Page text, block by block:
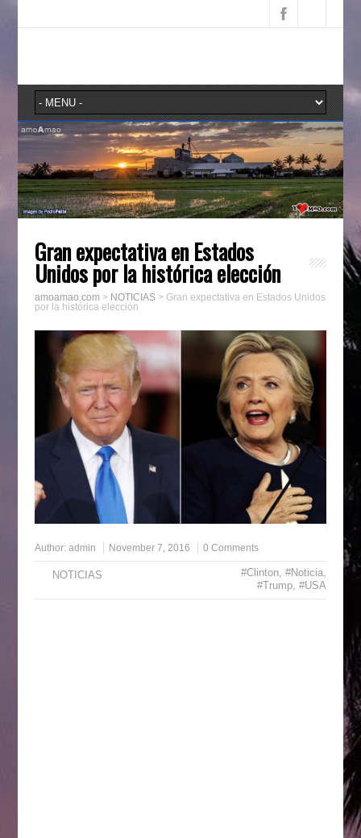
Gran expectativa en Estados
Unidos por la histórica elección
amoamao.com > NOTICIAS> Gran expectativa en Estados Unidos
por la histórica elección
Author: admin November 7, 2016 0 Comments
NOTICIAS #Clinton,#Noticia,
#Trump,#USA